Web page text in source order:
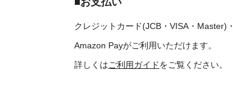
■お支払い
クレジットカード(JCB・VISA・Master)・
Amazon Payがご利用いただけます。
詳しくはご利用ガイドをご覧ください。